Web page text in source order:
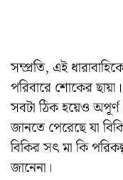
সম্প্রতি, এই
পরিবারে শোকের
সবটা ঠিক হয়েও
জানতে পেরেছে যা
বিকির সৎ মা কি
জানেনা।